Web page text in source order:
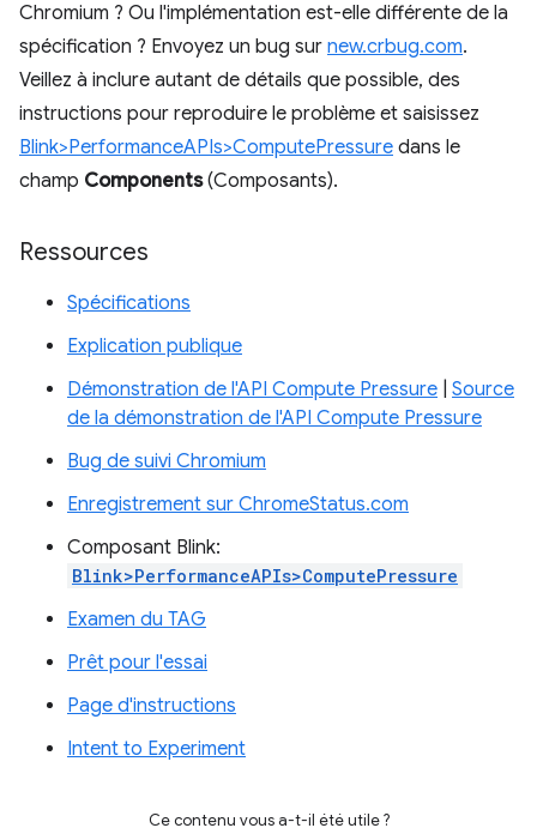
Chromium ? Ou l'implémentation est-elle différente de la
spécification ? Envoyez un bug sur new.crbug.com.
Veillez à inclure autant de détails que possible, des
instructions pour reproduire le problème et saisissez
Blink>PerformanceAPIs>ComputePressure dans le
champ Components(Composants).
Ressources
Spécifications
Explication publique
Démonstration de l'API Compute Pressure Source
de la démonstration de l'API Compute Pressure
Bug de suivi Chromium
Enregistrement sur ChromeStatus.com
Composant Blink:
Blink>PerformanceAPIs>ComputePressure
Examen du TAG
Prêt pour l'essai
Page d'instructions
Intent to Experiment
Ce contenu vous a-t-il été utile ?